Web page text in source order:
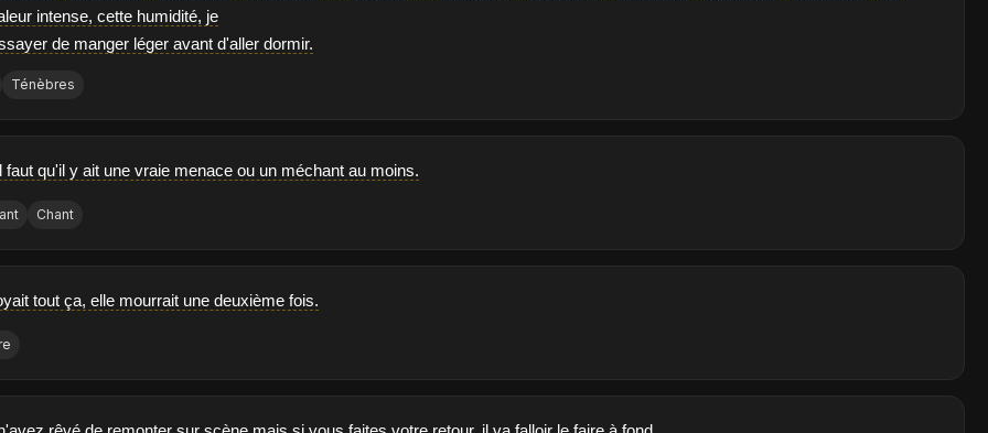
intense, cette humidité, je
de manger léger avant d'aller dormir.
Ténèbres
faut qu'il y ait une vraie menace ou un méchant au moins.
Chant
tout ça, elle mourrait une deuxième fois.